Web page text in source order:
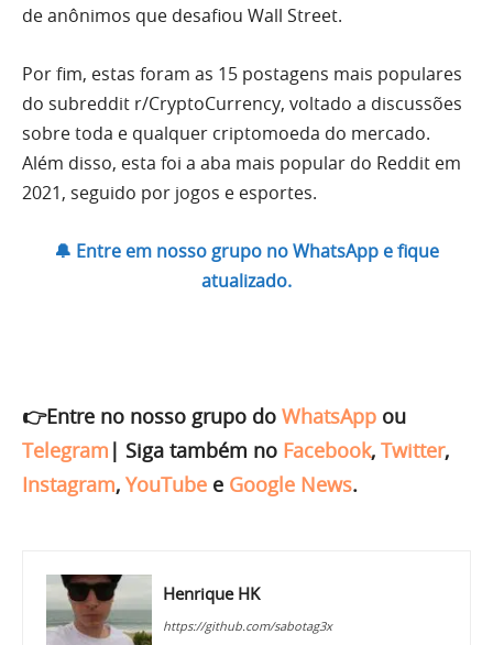
de anônimos que desafiou Wall Street.
Por fim, estas foram as 15 postagens mais populares
do subreddit r/CryptoCurrency, voltado a discussões
sobre toda e qualquer criptomoeda do mercado.
Além disso, esta foi a aba mais popular do Reddit em
2021, seguido por jogos e esportes.
🔔 Entre em nosso grupo no WhatsApp e fique
atualizado.
👉Entre no nosso grupo do WhatsApp ou
Telegram | Siga também no Facebook, Twitter,
Instagram, YouTube e Google News.
Henrique HK
https://github.com/sabotag3x